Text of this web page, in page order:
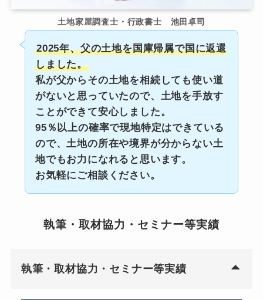
土地家屋調査士・行政書士 池田卓司
2025年、父の土地を国庫帰属で国に返還
しました。
私が父からその土地を相続しても使い道
がないと思っていたので、土地を手放す
ことができて安心しました。
95％以上の確率で現地特定はできている
ので、土地の所在や境界が分からない土
地でもお力になれると思います。
お気軽にご相談ください。
執筆・取材協力・セミナー等実績
執筆・取材協力・セミナー等実績